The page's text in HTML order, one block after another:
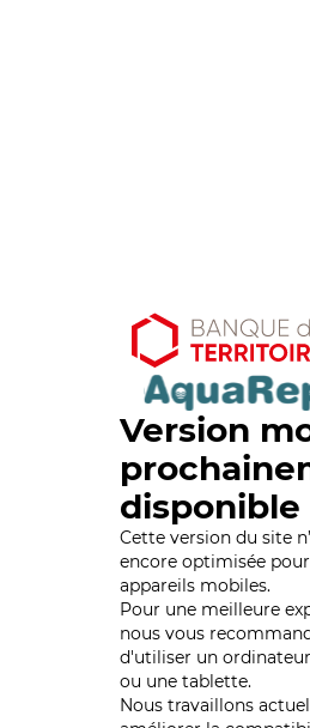
Version
disponible
Cette version du site
encore optimisée
appareils mobiles.
Pour une meilleure
nous vous
d'utiliser un
ou une tablette.
Nous travaillons